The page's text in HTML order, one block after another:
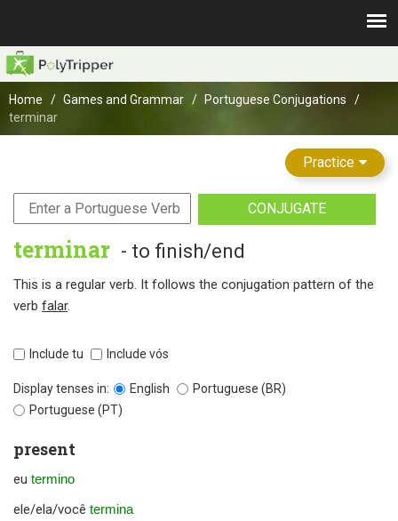
Home Games and Grammar
Portuguese Conjugations
terminar
Practice
CONJUGATE
terminar - to finish/end
This is a regular verb. It follows the conjugation pattern of the
verb falar.
Include tu Include vós
Display tenses in: English
Portuguese (BR)
Portuguese (PT)
present
eu termino
ele/ela/você termina